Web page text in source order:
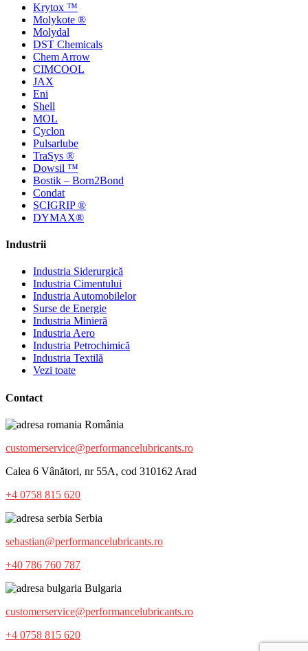
Krytox ™
Molykote ®
Molydal
DST Chemicals
Chem Arrow
CIMCOOL
JAX
Eni
Shell
MOL
Cyclon
Pulsarlube
TraSys ®
Dowsil ™
Bostik – Born2Bond
Condat
SCIGRIP ®
DYMAX®
Industrii
Industria Siderurgică
Industria Cimentului
Industria Automobilelor
Surse de Energie
Industria Minieră
Industria Aero
Industria Petrochimică
Industria Textilă
Vezi toate
Contact
România
customerservice@performancelubricants.ro
Calea 6 Vânători, nr 55A, cod 310162 Arad
+4 0758 815 620
Serbia
sebastian@performancelubricants.ro
+40 786 760 787
Bulgaria
customerservice@performancelubricants.ro
+4 0758 815 620